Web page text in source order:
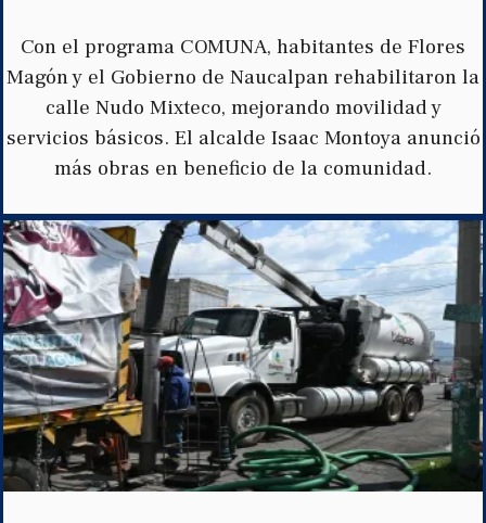
Con el programa COMUNA, habitantes de Flores
Magón y el Gobierno de Naucalpan rehabilitaron la
calle Nudo Mixteco, mejorando movilidad y
servicios básicos. El alcalde Isaac Montoya anunció
más obras en beneficio de la comunidad.